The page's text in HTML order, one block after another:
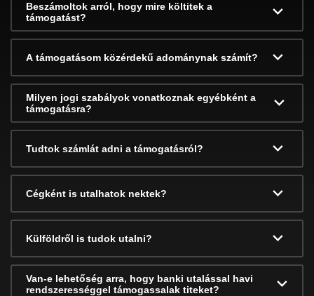
Beszámoltok arról, hogy mire költitek a
támogatást?
A támogatásom közérdekű adománynak számít?
Milyen jogi szabályok vonatkoznak egyébként a
támogatásra?
Tudtok számlát adni a támogatásról?
Cégként is utalhatok nektek?
Külföldről is tudok utalni?
Van-e lehetőség arra, hogy banki utalással havi
rendszerességgel támogassalak titeket?